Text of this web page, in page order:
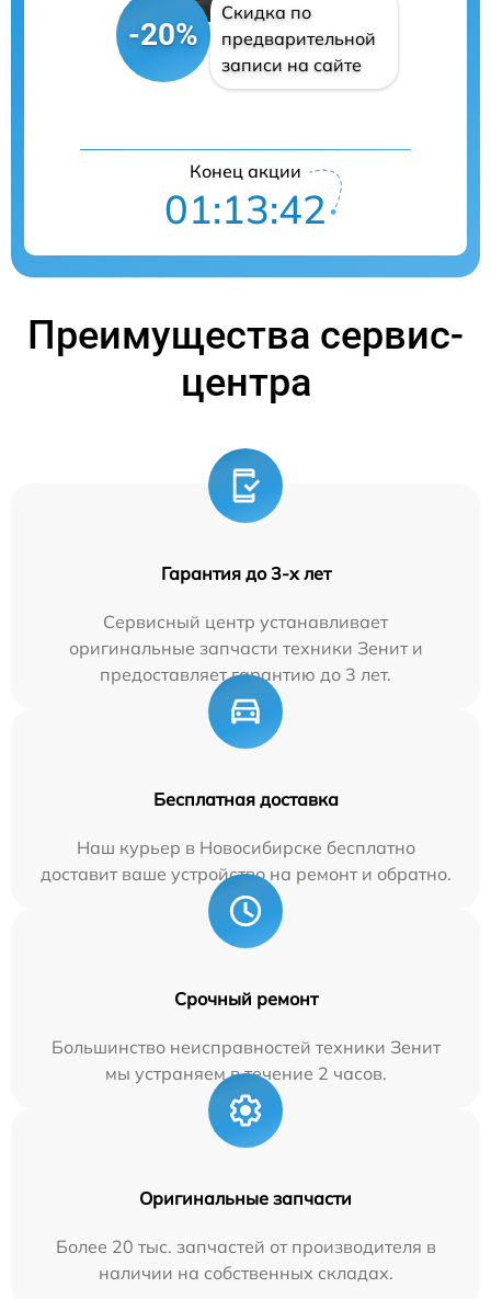
-20%
Скидка по
предварительной
записи на сайте
Конец акции
01:13:41
Преимущества сервис-
центра
Гарантия до 3-х лет
Сервисный центр устанавливает
оригинальные запчасти техники Зенит и
предоставляет гарантию до 3 лет.
Бесплатная доставка
Наш курьер в Новосибирске бесплатно
доставит ваше устройство на ремонт и обратно.
Срочный ремонт
Большинство неисправностей техники Зенит
мы устраняем в течение 2 часов.
Оригинальные запчасти
Более 20 тыс. запчастей от производителя в
наличии на собственных складах.